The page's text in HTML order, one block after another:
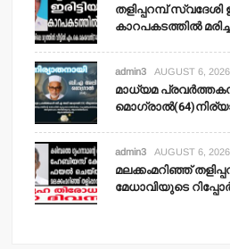
തളിപ്പറമ്പ് സ്വദേശി
കാറപകടത്തില്‍
admin3 AUGUST 6, 2026
മാധ്യമ
admin3 AUGUST 6, 2026
മലക്കംമറിഞ്ഞ്
മേധാവിയുടെ